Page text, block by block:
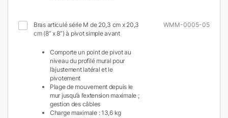
Bras articulé série M de 20,3 cm x 20,3
cm (8” x 8”) à pivot simple avant
Comporte un point de pivot au
niveau du profilé mural pour
l’ajustement latéral et le
pivotement
Plage de mouvement depuis le
mur jusqu’à l’extension maximale ;
gestion des câbles
Charge maximale : 13,6 kg
WMM-0005-05